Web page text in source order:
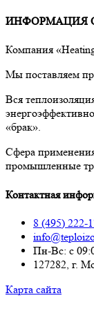
ИНФОРМАЦИЯ
Компания
Мы поставляем
Вся
«брак».
Сфера
промышленные
Контактная
8 (495) 222-
Пн-Вс: с
127282, г.
Карта сайта